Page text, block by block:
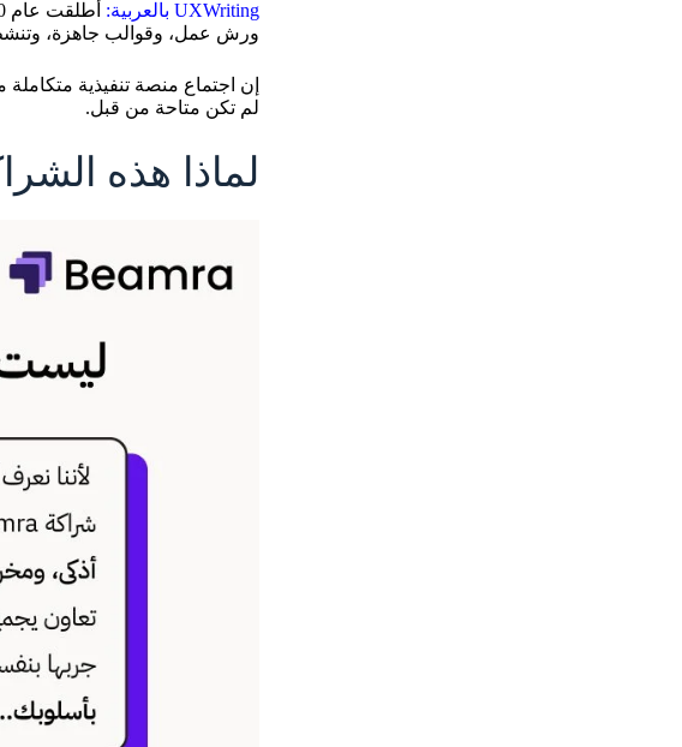
UXWriting بالعربية:
ورش عمل، وقوالب جاهزة،
لم تكن متاحة من قبل.
لماذا هذه